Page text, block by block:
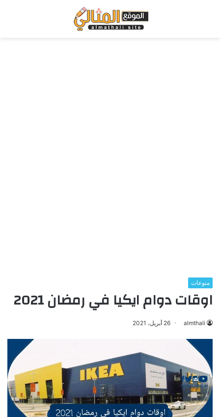
منوعات
اوقات دوام ايكيا في رمضان 2021
almthali 26 أبريل، 2021